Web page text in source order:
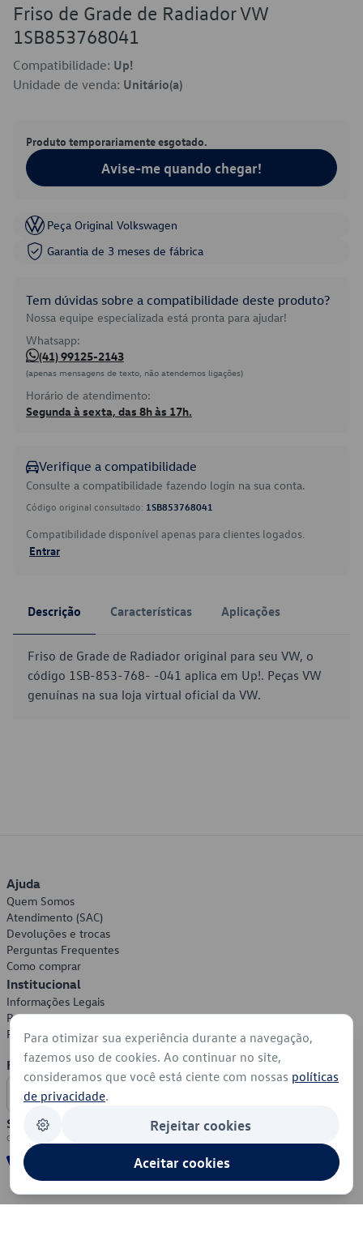
Friso de Grade de Radiador VW
1SB853768041
Compatibilidade: Up!
Unidade de venda: Unitário(a)
Produto temporariamente esgotado.
Avise-me quando chegar!
Peça Original Volkswagen
Garantia de 3 meses de fábrica
Tem dúvidas sobre a compatibilidade deste produto?
Nossa equipe especializada está pronta para ajudar!
Whatsapp:
(41) 99125-2143
(apenas mensagens de texto, não atendemos ligações)
Horário de atendimento:
Segunda à sexta, das 8h às 17h.
Verifique a compatibilidade
Consulte a compatibilidade fazendo login na sua conta.
Código original consultado: 1SB853768041
Compatibilidade disponível apenas para clientes logados.
Entrar
Descrição Características Aplicações
Friso de Grade de Radiador original para seu VW, o
código 1SB-853-768- -041 aplica em Up!. Peças VW
genuínas na sua loja virtual oficial da VW.
Ajuda
Quem Somos
Atendimento (SAC)
Devoluções e trocas
Perguntas Frequentes
Como comprar
Institucional
Informações Legais
Política de Privacidade
Política de Cookies
Formas de Pagamento
Segurança
Para otimizar sua experiência durante a navegação,
fazemos uso de cookies. Ao continuar no site,
consideramos que você está ciente com nossas políticas
de privacidade.
Rejeitar cookies
Aceitar cookies